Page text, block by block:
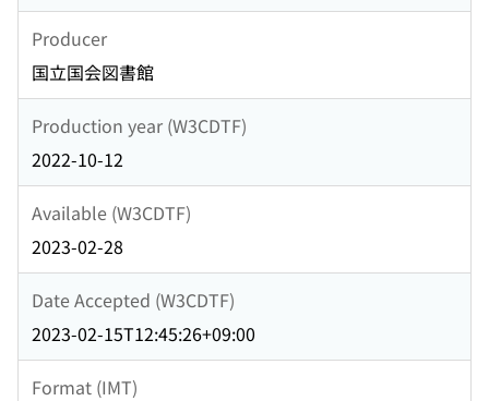
Producer
国立国会図書館
Production year (W3CDTF)
2022-10-12
Available (W3CDTF)
2023-02-28
Date Accepted (W3CDTF)
2023-02-15T12:45:26+09:00
Format (IMT)